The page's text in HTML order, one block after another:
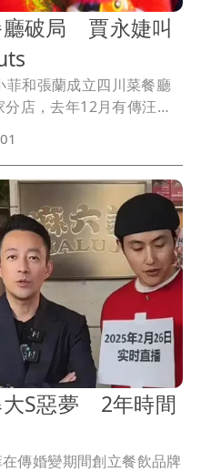
廳破局 賈永婕叫
和張蘭成立四川菜餐廳
店，去年12月有傳汪
大S惡夢 2年時間
傳婚變期間創立餐飲品牌